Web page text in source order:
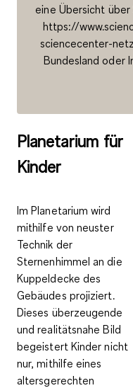
eine Übersicht
https://
sciencecenter-
Bundesland oder
Planetarium für
Kinder
Im Planetarium wird
mithilfe von neuster
Technik der
Sternenhimmel an die
Kuppeldecke des
Gebäudes projiziert.
Dieses überzeugende
und realitätsnahe Bild
begeistert Kinder nicht
nur, mithilfe eines
altersgerechten